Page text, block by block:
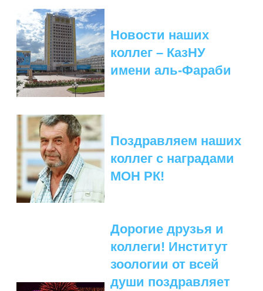
Новости наших
коллег – КазНУ
имени аль-Фараби
Поздравляем наших
коллег с наградами
МОН РК!
Дорогие друзья и
коллеги! Институт
зоологии от всей
души поздравляет